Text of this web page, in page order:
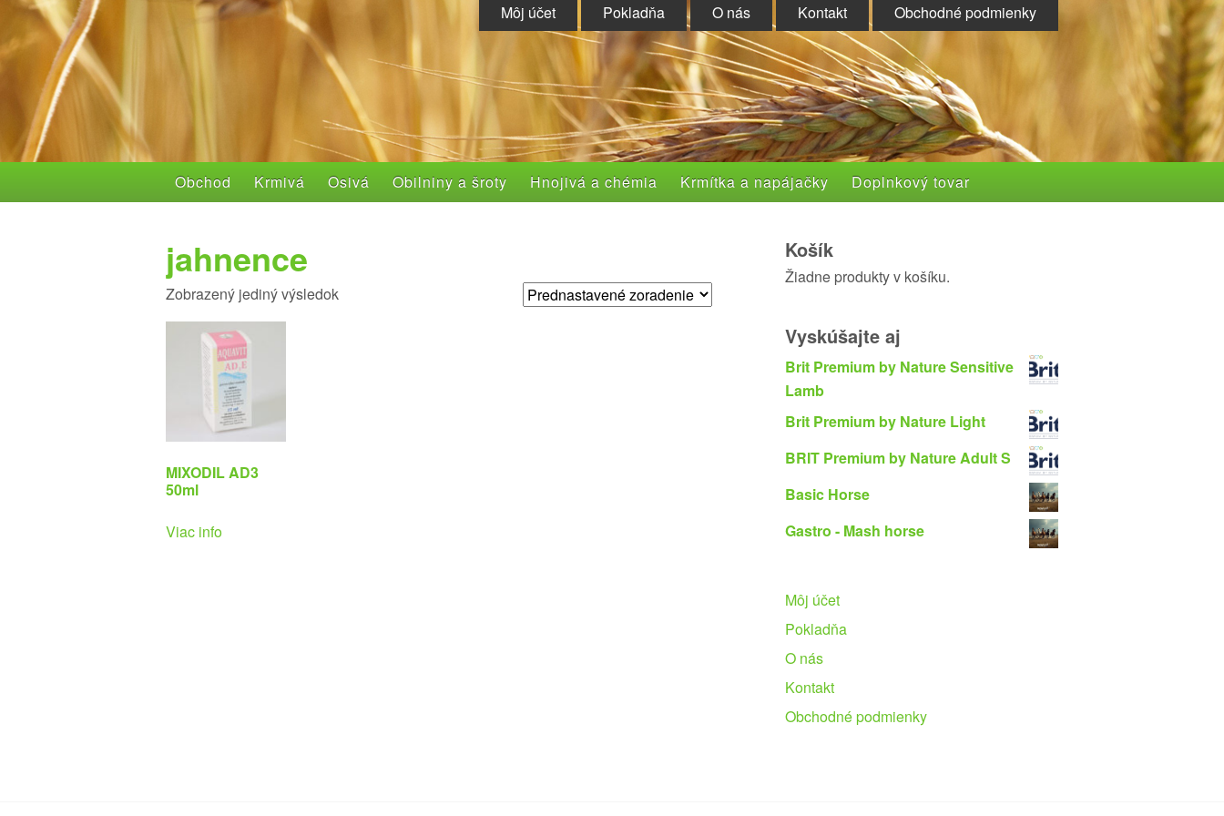
Môj účet Pokladňa O nás Kontakt Obchodné podmienky
Obchod Krmivá Osivá Obilniny a šroty Hnojivá a chémia Krmítka a napájačky Doplnkový tovar
jahnence
Zobrazený jediný výsledok
MIXODIL AD3
50ml
Viac info
Košík
Žiadne produkty v košíku.
Vyskúšajte aj
Brit Premium by Nature Sensitive
Lamb
Brit Premium by Nature Light
BRIT Premium by Nature Adult S
Basic Horse
Gastro - Mash horse
Môj účet
Pokladňa
O nás
Kontakt
Obchodné podmienky